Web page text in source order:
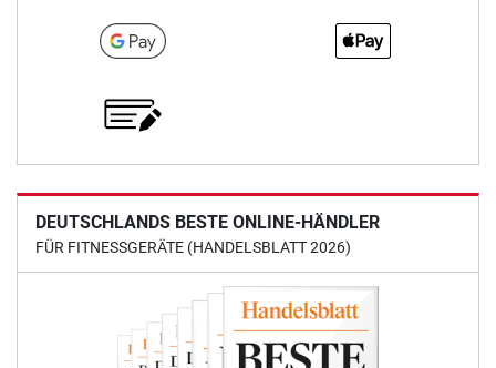
DEUTSCHLANDS BESTE ONLINE-HÄNDLER
FÜR FITNESSGERÄTE (HANDELSBLATT 2026)